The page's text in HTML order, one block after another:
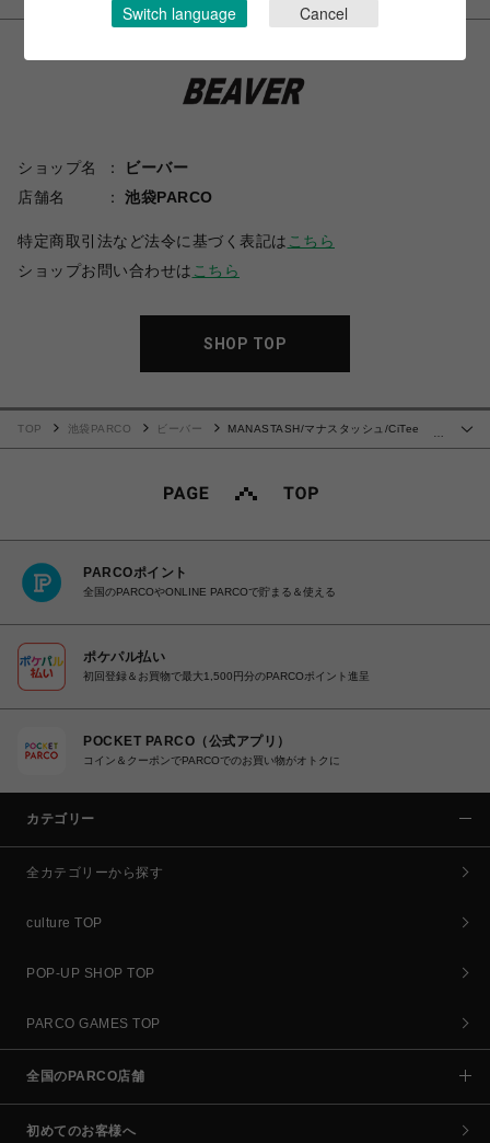
ショップ名
ビーバー
店舗名
池袋PARCO
特定商取引法など法令に基づく表記は こちら
ショップお問い合わせは こちら
SHOP TOP
TOP 池袋PARCO ビーバー
MANASTASH/マナスタッシュ/CiTee
PARCOポイント
全国のPARCOやONLINE PARCOで貯まる＆使える
ポケパル払い
初回登録＆お買物で最大1,500円分のPARCOポイント進呈
POCKET PARCO（公式アプリ）
コイン＆クーポンでPARCOでのお買い物がオトクに
カテゴリー
全カテゴリーから探す
culture TOP
POP-UP SHOP TOP
PARCO GAMES TOP
全国のPARCO店舗
初めてのお客様へ
Switch language Cancel